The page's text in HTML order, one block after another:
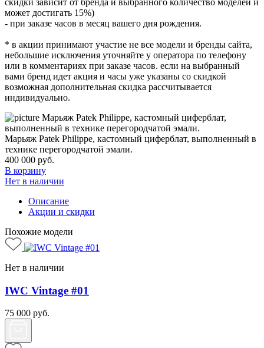
может достигать 15%)
- при заказе часов в месяц вашего дня рождения.
* в акции принимают участие не все модели и бренды сайта,
небольшие исключения уточняйте у оператора по телефону
или в комментариях при заказе часов. если на выбранный
вами бренд идет акция и часы уже указаны со скидкой
возможная дополнительная скидка рассчитывается
индивидуально.
Марьяж Patek Philippe, кастомный циферблат, выполненный в
технике перегородчатой эмали.
400 000 руб.
В корзину
Нет в наличии
Описание
Акции и скидки
Похожие модели
Нет в наличии
IWC Vintage #01
75 000 руб.